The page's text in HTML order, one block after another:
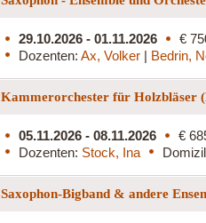
29.10.2026 - 01.11.2026
€
Dozenten: Ax, Volker | Bedrin,
Kammerorchester für Holzbläser
05.11.2026 - 08.11.2026
€
Dozenten: Stock, Ina
Saxophon-Bigband & andere